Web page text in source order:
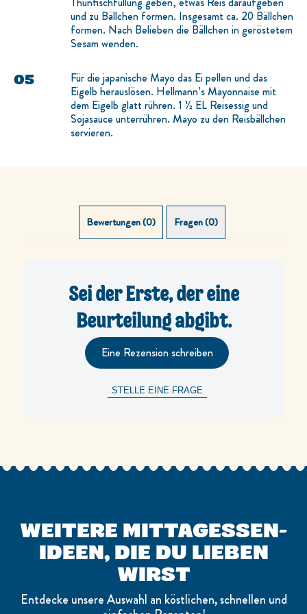
und zu Bällchen formen. Insgesamt ca. 20 Bällchen
formen. Nach Belieben die Bällchen in geröstetem
Sesam wenden.
Für die japanische Mayo das Ei pellen und das
Eigelb herauslösen. Hellmann’s Mayonnaise mit
dem Eigelb glatt rühren. 1 ½ EL Reisessig und
Sojasauce unterrühren. Mayo zu den Reisbällchen
servieren.
Bewertungen (0) Fragen (0)
Sei der Erste, der eine
Beurteilung abgibt.
Eine Rezension schreiben
STELLE EINE FRAGE
WEITERE MITTAGESSEN-
IDEEN, DIE DU LIEBEN
WIRST
Entdecke unsere Auswahl an köstlichen, schnellen und